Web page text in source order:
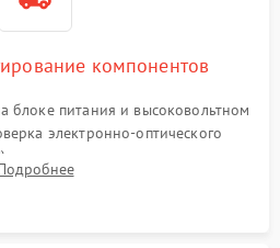
компонентов
блоке питания и высоковольтном
электронно-оптического
на стенде на предмет эмиссии,
микросхем цифровых